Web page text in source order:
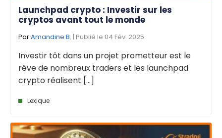
Launchpad crypto : Investir sur les
cryptos avant tout le monde
ParAmandine B. | Publié le 04 Fév. 2025
Investir tôt dans un projet prometteur est le
rêve de nombreux traders et les launchpad
crypto réalisent [...]
Lexique